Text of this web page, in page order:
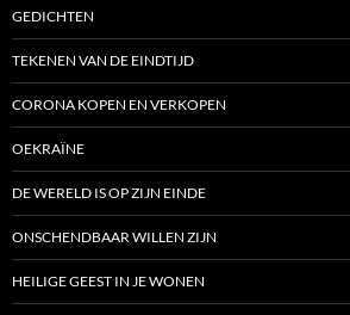
GEDICHTEN
TEKENEN VAN DE EINDTIJD
CORONA KOPEN EN VERKOPEN
OEKRAÏNE
DE WERELD IS OP ZIJN EINDE
ONSCHENDBAAR WILLEN ZIJN
HEILIGE GEEST IN JE WONEN